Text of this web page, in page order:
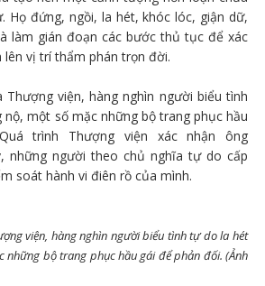
Họ đứng, ngồi, la hét, khóc lóc, giận dữ,
làm gián đoạn các bước thủ tục để xác
lên vị trí thẩm phán trọn đời.
Thượng viện, hàng nghìn người biểu tình
một số mặc những bộ trang phục hầu
trình Thượng viện xác nhận ông
những người theo chủ nghĩa tự do cấp
soát hành vi điên rồ của mình.
viện, hàng nghìn người biểu tình tự do la hét
những bộ trang phục hầu gái để phản đối. (Ảnh